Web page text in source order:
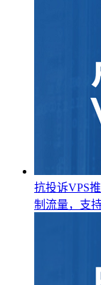
抗投诉VPS
制流量，支